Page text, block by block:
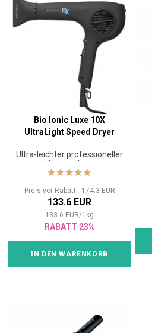
Bio Ionic Luxe 10X
UltraLight Speed Dryer
Ultra-leichter professioneller
Haartrockner
Preis vor Rabatt:174.3 EUR
133.6 EUR
133.6 EUR/1 kg
RABATT 23%
IN DEN WARENKORB